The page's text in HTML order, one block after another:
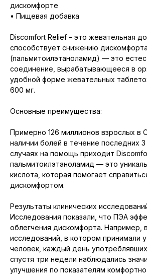
дискомфорте
• Пищевая добавка
Discomfort Relief – это жевательная
способствует снижению
(пальмитоилэтаноламид) — это
соединение, вырабатывающееся в
удобной форме жевательных
600 мг.
Основные преимущества:
Примерно 126 миллионов взрослых
наличии болей в течение последних
случаях на помощь приходит
пальмитоилэтаноламид — это
кислота, которая помогает
дискомфортом.
Результаты клинических
Исследования показали, что ПЭА
облегчения дискомфорта. Например,
исследований, в котором принимали
человек, каждый день
спустя три недели наблюдались
улучшения по показателям